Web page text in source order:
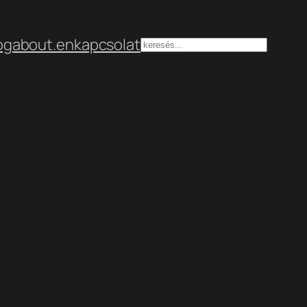
about.enkapcsolatKeresés